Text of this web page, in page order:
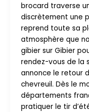
brocard traverse
discrètement une
reprend toute sa
atmosphère que
gibier sur Gibier
rendez-vous de la
annonce le retour
chevreuil. Dès le
départements
pratiquer le tir